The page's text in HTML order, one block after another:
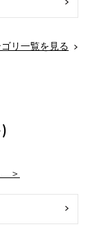
リ一覧を見る
＞